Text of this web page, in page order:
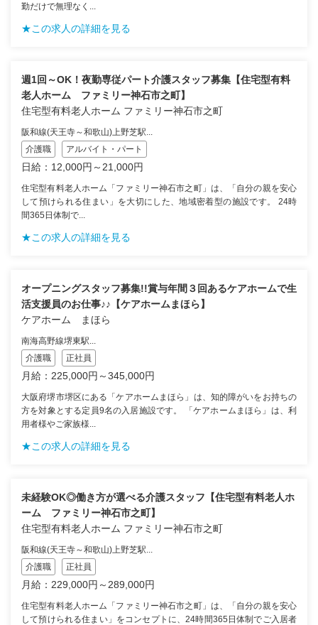
勤だけで無理なく...
★この求人の詳細を見る
週1回～OK！夜勤専従パート介護スタッフ募集【住宅型有料
老人ホーム ファミリー神石市之町】
住宅型有料老人ホーム ファミリー神石市之町
阪和線(天王寺～和歌山)上野芝駅...
介護職
アルバイト・パート
日給：12,000円～21,000円
住宅型有料老人ホーム「ファミリー神石市之町」は、「自分の親を安心
して預けられる住まい」を大切にした、地域密着型の施設です。 24時
間365日体制で...
★この求人の詳細を見る
オープニングスタッフ募集!!賞与年間３回あるケアホームで生
活支援員のお仕事♪♪【ケアホームまほら】
ケアホーム まほら
南海高野線堺東駅...
介護職
正社員
月給：225,000円～345,000円
大阪府堺市堺区にある「ケアホームまほら」は、知的障がいをお持ちの
方を対象とする定員9名の入居施設です。 「ケアホームまほら」は、利
用者様やご家族様...
★この求人の詳細を見る
未経験OK◎働き方が選べる介護スタッフ【住宅型有料老人ホ
ーム ファミリー神石市之町】
住宅型有料老人ホーム ファミリー神石市之町
阪和線(天王寺～和歌山)上野芝駅...
介護職
正社員
月給：229,000円～289,000円
住宅型有料老人ホーム「ファミリー神石市之町」は、「自分の親を安心
して預けられる住まい」をコンセプトに、24時間365日体制でご入居者